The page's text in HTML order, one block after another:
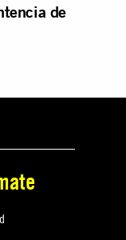
de